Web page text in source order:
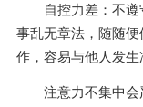
自控力差：不遵
事乱无章法，随随
作，容易与他人发生
注意力不集中会严